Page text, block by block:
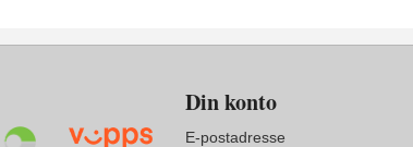
Din konto
E-postadresse